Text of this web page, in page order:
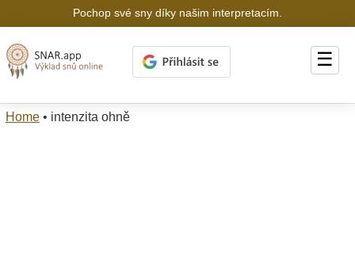
Pochop své sny díky našim interpretacím.
☰
Home • intenzita ohně